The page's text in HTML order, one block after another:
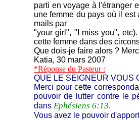
parti en voyage à l'étranger
une femme du pays où il
mails par
"your girl", "I miss you",
cette femme dans des
Que dois-je faire alors ?
Katia, 30 mars 2007
*Réponse du Pasteur :
QUE LE SEIGNEUR VOUS
Merci pour cette
pouvoir de lutter contre le
dans Ephésiens 6:13.
Vous avez le pouvoir